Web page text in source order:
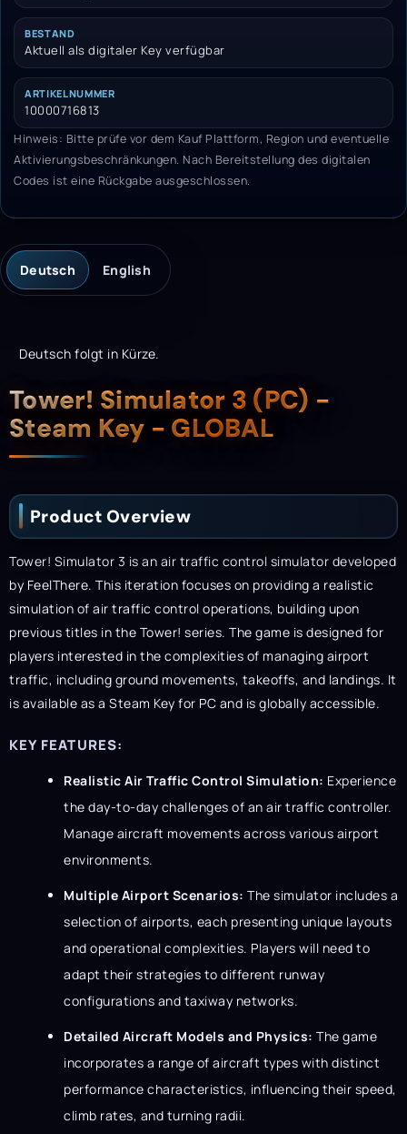
BESTAND
Aktuell als digitaler Key verfügbar
ARTIKELNUMMER
10000716813
Hinweis: Bitte prüfe vor dem Kauf Plattform, Region und eventuelle
Aktivierungsbeschränkungen. Nach Bereitstellung des digitalen
Codes ist eine Rückgabe ausgeschlossen.
Deutsch English
Deutsch folgt in Kürze.
Description
Tower! Simulator 3 (PC) -
Steam Key - GLOBAL
Product Overview
Tower! Simulator 3 is an air traffic control simulator developed
by FeelThere. This iteration focuses on providing a realistic
simulation of air traffic control operations, building upon
previous titles in the Tower! series. The game is designed for
players interested in the complexities of managing airport
traffic, including ground movements, takeoffs, and landings. It
is available as a Steam Key for PC and is globally accessible.
KEY FEATURES:
Realistic Air Traffic Control Simulation: Experience
the day-to-day challenges of an air traffic controller.
Manage aircraft movements across various airport
environments.
Multiple Airport Scenarios: The simulator includes a
selection of airports, each presenting unique layouts
and operational complexities. Players will need to
adapt their strategies to different runway
configurations and taxiway networks.
Detailed Aircraft Models and Physics: The game
incorporates a range of aircraft types with distinct
performance characteristics, influencing their speed,
climb rates, and turning radii.